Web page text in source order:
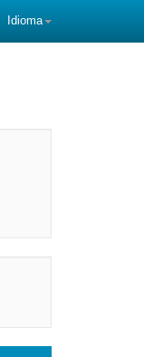
Idioma